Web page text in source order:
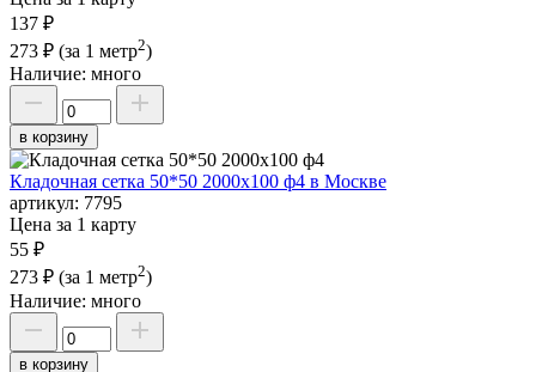
137 ₽
273 ₽ (за 1 метр2)
Наличие: много
в корзину
Кладочная сетка 50*50 2000х100 ф4 в Москве
артикул: 7795
Цена за 1 карту
55 ₽
273 ₽ (за 1 метр2)
Наличие: много
в корзину